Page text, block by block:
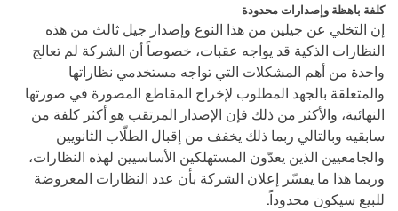
كلفة باهظة وإصدارات محدودة
إن التخلي عن جيلين من هذا النوع وإصدار جيل ثالث من هذه
النظارات الذكية قد يواجه عقبات، خصوصاً أن الشركة لم تعالج
واحدة من أهم المشكلات التي تواجه مستخدمي نظاراتها
والمتعلقة بالجهد المطلوب لإخراج المقاطع المصورة في صورتها
النهائية، والأكثر من ذلك فإن الإصدار المرتقب هو أكثر كلفة من
سابقيه وبالتالي ربما ذلك يخفف من إقبال الطلّاب الثانويين
والجامعيين الذين يعدّون المستهلكين الأساسيين لهذه النظارات،
وربما هذا ما يفسّر إعلان الشركة بأن عدد النظارات المعروضة
للبيع سيكون محدوداً.